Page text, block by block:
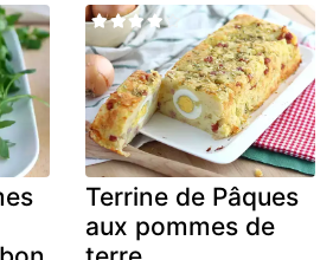
Terrine de Pâques
aux pommes de